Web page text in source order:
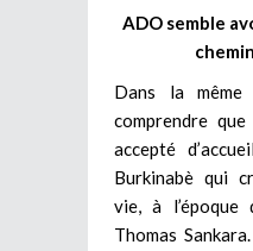
ADO semble
Dans la même
comprendre
accepté
Burkinabè qui
vie, à
Thomas